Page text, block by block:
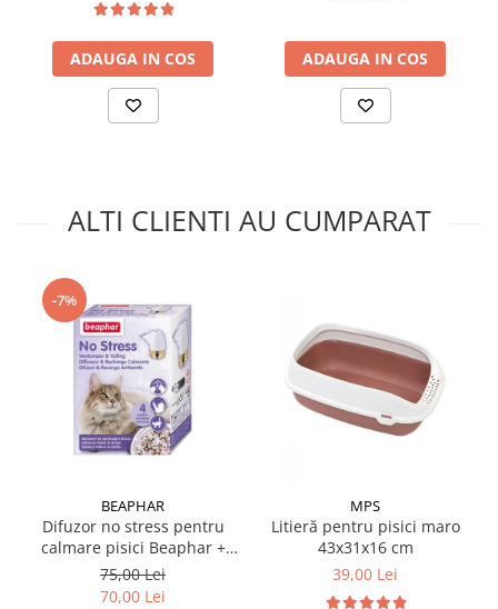
ADAUGA IN COS ADAUGA IN COS
ALTI CLIENTI AU CUMPARAT
-7%
BEAPHAR
Difuzor no stress pentru
calmare pisici Beaphar +
rezervă 30 ml
75,00 Lei
70,00 Lei
MPS
Litieră pentru pisici maro
43x31x16 cm
39,00 Lei